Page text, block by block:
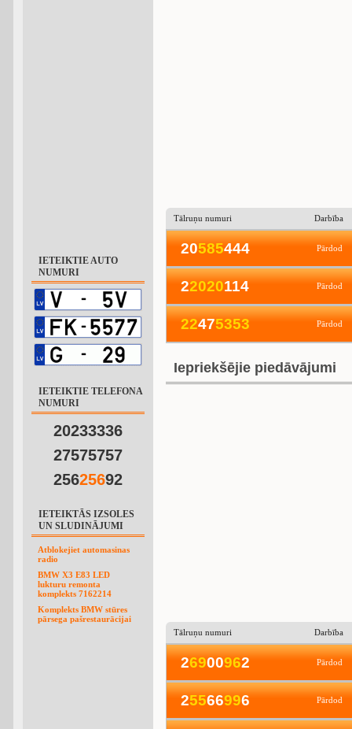
IETEIKTIE AUTO
NUMURI
IETEIKTIE TELEFONA
NUMURI
20233336
27575757
25625692
IETEIKTĀS IZSOLES
UN SLUDINĀJUMI
Atblokejiet automasinas
radio
BMW X3 E83 LED
lukturu remonta
komplekts 7162214
Komplekts BMW stūres
pārsega pašrestaurācijai
Tālruņu numuri Darbība
20585444 Pārdod
22020114 Pārdod
22475353 Pārdod
Iepriekšējie piedāvājumi
Tālruņu numuri Darbība
26900962 Pārdod
25566996 Pārdod